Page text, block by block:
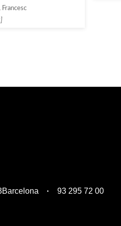
Francesc
Barcelona 93 295 72 00